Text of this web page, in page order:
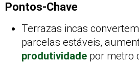
Pontos-Chave
Terrazas incas
parcelas estáveis,
produtividade por metro